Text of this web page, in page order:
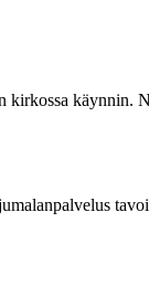
kirkossa käynnin.